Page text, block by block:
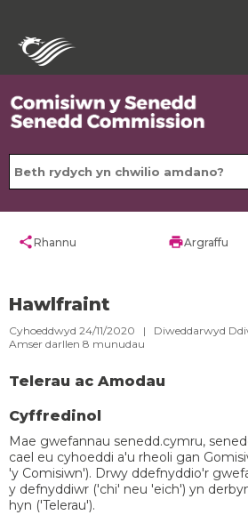
shareRhannu printArgraffu
Hawlfraint
Cyhoeddwyd 24/11/2020 | Diweddarwyd
Amser darllen 8 munudau
Telerau ac Amodau
Cyffredinol
Mae gwefannau senedd.cymru,
cael eu cyhoeddi a'u rheoli gan
'y Comisiwn'). Drwy ddefnyddio'r
y defnyddiwr ('chi' neu 'eich') yn
hyn ('Telerau').